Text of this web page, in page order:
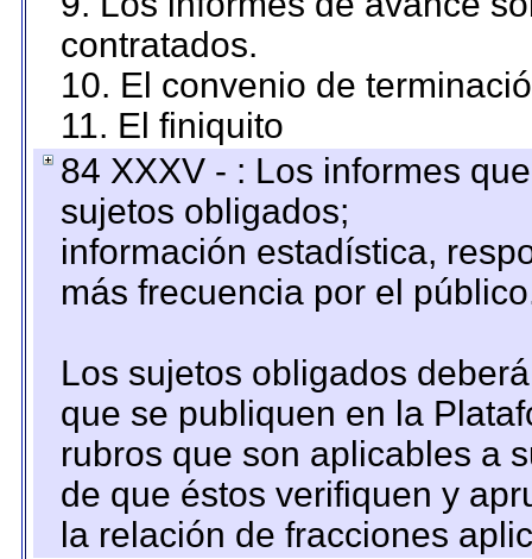
contratados.
10. El convenio de
11. El finiquito
84 XXXV - : Los informes
sujetos obligados;
información estadística,
más frecuencia por el
Los sujetos obligados
que se publiquen en la
rubros que son aplicables a
de que éstos verifiquen y
la relación de fracciones